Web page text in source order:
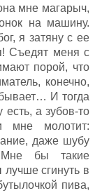
мне магарыч,
на машину.
я затяну с ее
Съедят меня с
порой, что
конечно,
И тогда
есть, а зубов-то
мне молотит:
даже шубу
бы такие
сгинуть в
пива,